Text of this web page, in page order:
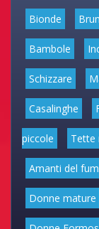
Bionde
Bambole
Schizzare
Casalinghe
piccole Tette
Amanti del
Donne mature